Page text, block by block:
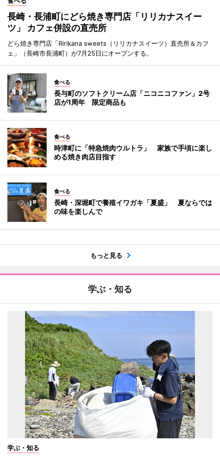
長崎・長浦町にどら焼き専門店「リリカナスイー
ツ」 カフェ併設の直売所
どら焼き専門店「Ririkana sweets（リリカナスイーツ）直売所＆カフ
ェ」（長崎市長浦町）が7月25日にオープンする。
食べる
長与町のソフトクリーム店「ニコニコファン」2号
店が1周年 限定商品も
食べる
時津町に「特急焼肉ウルトラ」 家族で手頃に楽し
める焼き肉店目指す
食べる
長崎・深堀町で養殖イワガキ「夏盛」 夏ならでは
の味を楽しんで
もっと見る
学ぶ・知る
学ぶ・知る